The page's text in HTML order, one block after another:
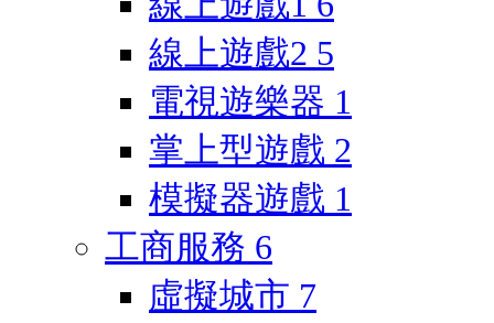
線上遊戲2 5
電視遊樂器 1
掌上型遊戲 2
模擬器遊戲 1
工商服務 6
虛擬城市 7